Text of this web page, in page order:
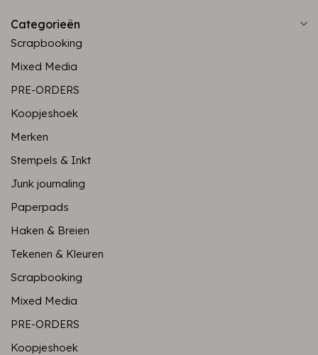
Categorieën
Scrapbooking
Mixed Media
PRE-ORDERS
Koopjeshoek
Merken
Stempels & Inkt
Junk journaling
Paperpads
Haken & Breien
Tekenen & Kleuren
Scrapbooking
Mixed Media
PRE-ORDERS
Koopjeshoek